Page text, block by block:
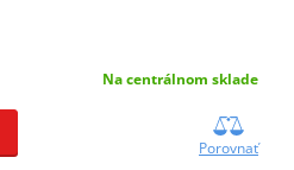
Na centrálnom sklade
Porovnať